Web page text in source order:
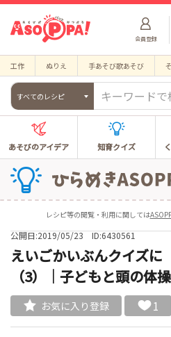
会員登録
工作 ぬりえ 手あそび歌あそび
すべてのレシピ
あそびのアイデア 知育クイズ
レシピ等の閲覧・利用に関しては
公開日:2019/05/23 ID:6430561
えいごかいぶんクイズ
（3）｜子どもと頭の体
お気に入り登録 1